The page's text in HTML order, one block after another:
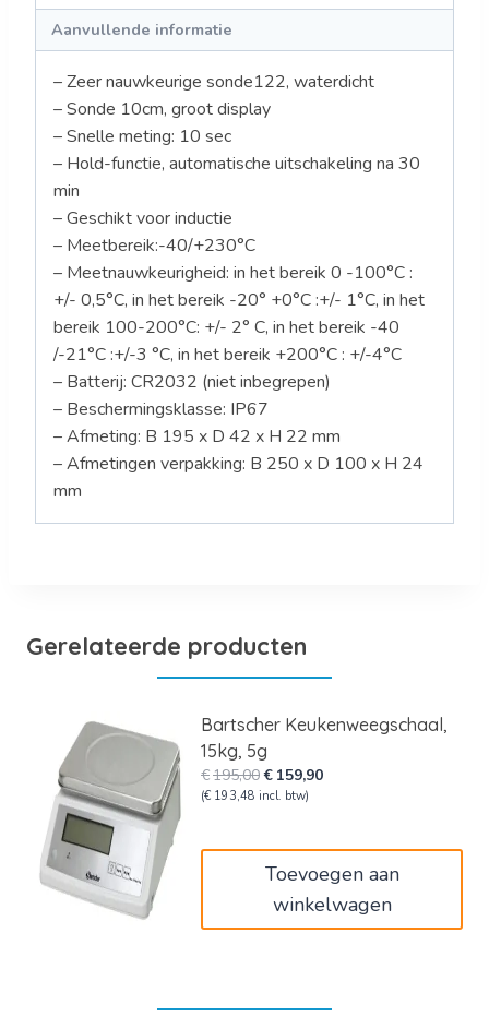
Aanvullende informatie
– Zeer nauwkeurige sonde122, waterdicht
– Sonde 10cm, groot display
– Snelle meting: 10 sec
– Hold-functie, automatische uitschakeling na 30
min
– Geschikt voor inductie
– Meetbereik:-40/+230°C
– Meetnauwkeurigheid: in het bereik 0 -100°C :
+/- 0,5°C, in het bereik -20° +0°C :+/- 1°C, in het
bereik 100-200°C: +/- 2° C, in het bereik -40
/-21°C :+/-3 °C, in het bereik +200°C : +/-4°C
– Batterij: CR2032 (niet inbegrepen)
– Beschermingsklasse: IP67
– Afmeting: B 195 x D 42 x H 22 mm
– Afmetingen verpakking: B 250 x D 100 x H 24
mm
Gerelateerde producten
Bartscher Keukenweegschaal,
15kg, 5g
€195,00Oorspronkelijke
prijs
€ 159,90Huidige
(€ 193,48 incl. btw)
Toevoegen aan
winkelwagen